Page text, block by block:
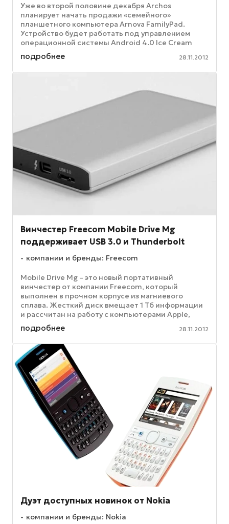
Уже во второй половине декабря Archos
планирует начать продажи «семейного»
планшетного компьютера Arnova FamilyPad.
Устройство будет работать под управлением
операционной системы Android 4.0 Ice Cream
Sandwich (ICS) и получит в свое распоряжение ...
подробнее 28.11.2012
Винчестер Freecom Mobile Drive Mg
поддерживает USB 3.0 и Thunderbolt
компании и бренды: Freecom
Mobile Drive Mg – это новый портативный
винчестер от компании Freecom, который
выполнен в прочном корпусе из магниевого
сплава. Жесткий диск вмещает 1 Тб информации
и рассчитан на работу с компьютерами Apple,
функционирующими под управлением ...
подробнее 28.11.2012
Дуэт доступных новинок от Nokia
компании и бренды: Nokia